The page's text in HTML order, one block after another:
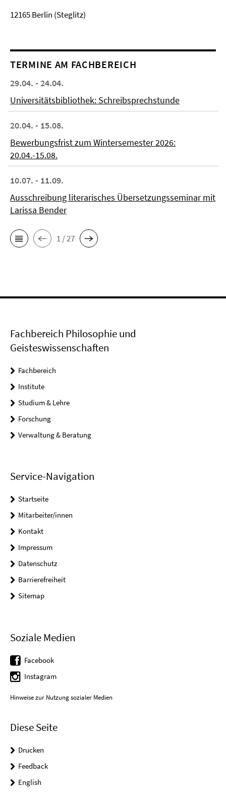
12165 Berlin (Steglitz)
TERMINE AM FACHBEREICH
29.04. - 24.04.
Universitätsbibliothek: Schreibsprechstunde
20.04. - 15.08.
Bewerbungsfrist zum Wintersemester 2026:
20.04.-15.08.
10.07. - 11.09.
Ausschreibung literarisches Übersetzungsseminar mit
Larissa Bender
1 / 27
Fachbereich Philosophie und
Geisteswissenschaften
Fachbereich
Institute
Studium & Lehre
Forschung
Verwaltung & Beratung
Service-Navigation
Startseite
Mitarbeiter/innen
Kontakt
Impressum
Datenschutz
Barrierefreiheit
Sitemap
Soziale Medien
Facebook
Instagram
Hinweise zur Nutzung sozialer Medien
Diese Seite
Drucken
Feedback
English